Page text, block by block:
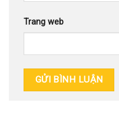
Trang web